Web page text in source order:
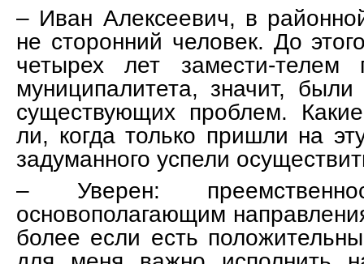
– Иван Алексеевич, в
не сторонний человек. До
четырех лет замести-телем
муниципалитета, значит,
существующих проблем.
ли, когда только пришли на
задуманного успели
– Уверен:
основополагающим
более если есть